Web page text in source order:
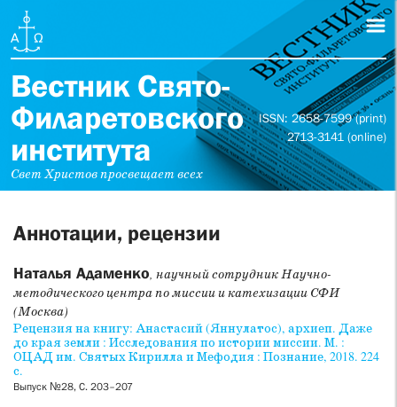
Вестник Свято-
Филаретовского
института
Свет Христов просвещает всех
ISSN: 2658-7599 (print)
2713-3141 (online)
Аннотации, рецензии
Наталья Адаменко, научный сотрудник Научно-
методического центра по миссии и катехизации СФИ
(Москва)
Рецензия на книгу: Анастасий (Яннулатос), архиеп. Даже
до края земли : Исследования по истории миссии. М. :
ОЦАД им. Святых Кирилла и Мефодия : Познание, 2018. 224
с.
Выпуск №28, С. 203–207